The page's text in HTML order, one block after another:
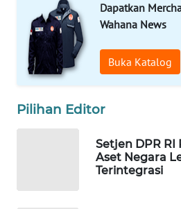
Dapatkan
Wahana News
Buka Katalog
Pilihan Editor
Setjen DPR RI
Aset Negara
Terintegrasi
WAHANA
SPORT
WAHANA
UMKM
WAHANA
SELEB